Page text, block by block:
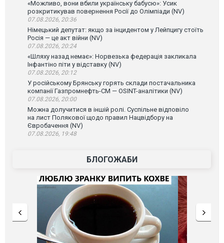
«Можливо, вони вбили українську бабусю»: Усик
розкритикував повернення Росії до Олімпіади (NV)
07.08.2026, 20:36
Німецький депутат: якщо за інцидентом у Лейпцигу стоїть
Росія — це акт війни (NV)
07.08.2026, 20:24
«Шляху назад немає»: Норвезька федерація закликала
Інфантіно піти у відставку (NV)
07.08.2026, 20:12
У російському Брянську горять склади постачальника
компанії Газпромнефть-СМ — OSINT-аналітики (NV)
07.08.2026, 20:00
Можна долучитися в іншій ролі. Суспільне відповіло
на лист Полякової щодо правил Нацвідбору на
Євробачення (NV)
07.08.2026, 19:48
БЛОГОЖАБИ